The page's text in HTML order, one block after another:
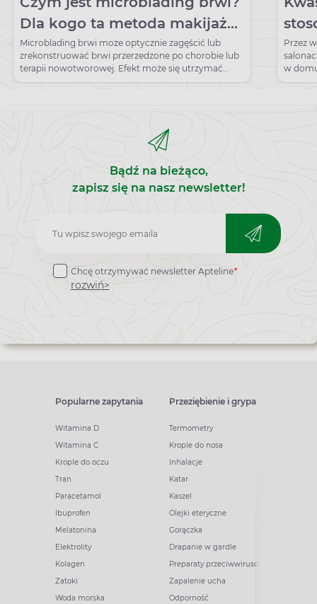
Dla kogo ta metoda makijażu
permanentnego?
Microblading brwi może optycznie zagęścić lub
zrekonstruować brwi przerzedzone po chorobie lub
terapii nowotworowej. Efekt może się utrzymać
nawet dwa lata.
Przez
w
Bądź na bieżąco,
zapisz się na nasz newsletter!
Zapisz
do
newslettera
Chcę otrzymywać newsletter Apteline*
rozwiń>
Popularne zapytania
Witamina D
Witamina C
Krople do oczu
Tran
Paracetamol
Ibuprofen
Melatonina
Elektrolity
Kolagen
Zatoki
Woda morska
Przeziębienie i grypa
Termometry
Krople do nosa
Inhalacje
Katar
Kaszel
Olejki eteryczne
Gorączka
Drapanie w gardle
Preparaty przeciwwirusowe
Zapalenie ucha
Odporność